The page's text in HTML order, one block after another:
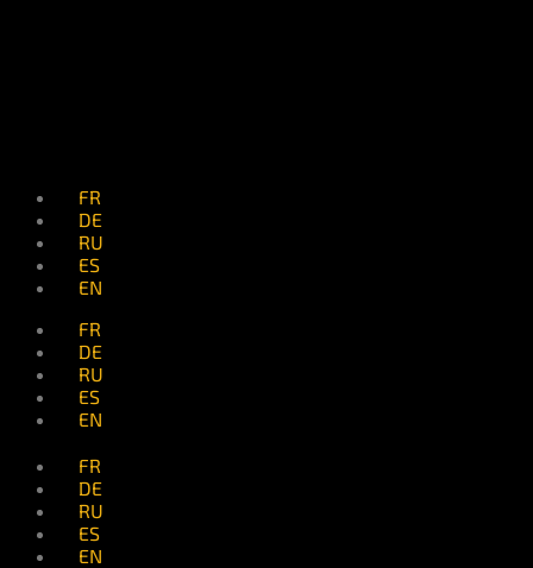
FR
DE
RU
ES
EN
FR
DE
RU
ES
EN
FR
DE
RU
ES
EN